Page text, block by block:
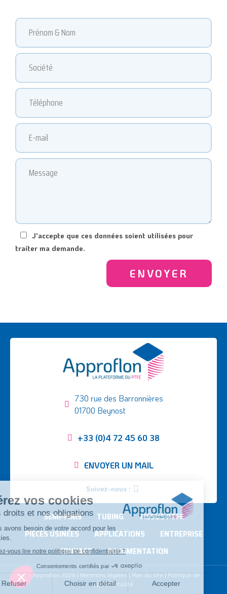
J'accepte que ces données soient utilisées pour
traiter ma demande.
730 rue des Barronnières
01700 Beynost
+33 (0)4 72 45 60 38
ENVOYER UN MAIL
Suivez-nous :
SEMI-FINIS TUBING
TISSUS PTFE
PIÈCES USINÉES
APPLICATIONS
ENTREPRISE
CONTACT
DOCUMENTATION
©Approflon 2026 | Mentions légales | Plan du site | Politique de
confidentialité